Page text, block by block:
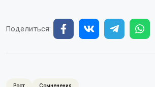
Поделиться: